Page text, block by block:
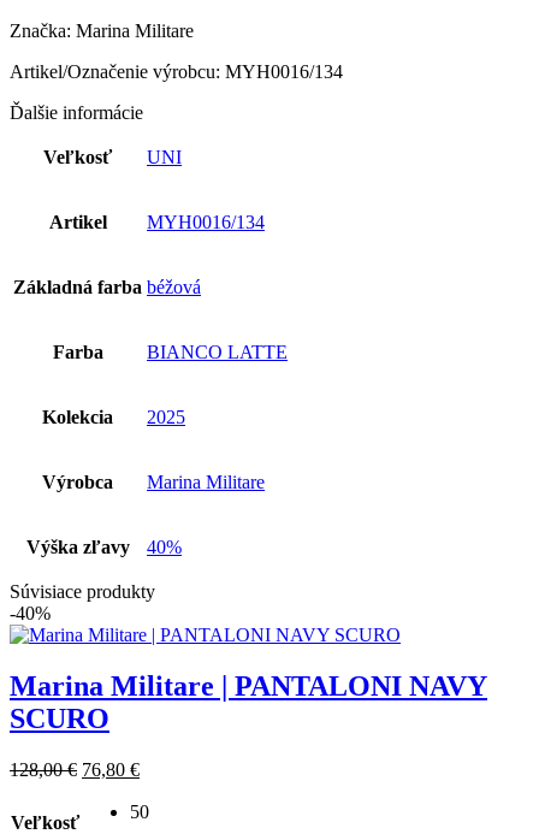
Značka: Marina Militare
Artikel/Označenie výrobcu: MYH0016/134
Ďalšie informácie
Veľkosť UNI
Artikel MYH0016/134
Základná farba béžová
Farba BIANCO LATTE
Kolekcia 2025
Výrobca Marina Militare
Výška zľavy 40%
Súvisiace produkty
-40%
Marina Militare | PANTALONI NAVY
SCURO
128,00€ Original
was:
76,80 €Current
is:
Veľkosť
50